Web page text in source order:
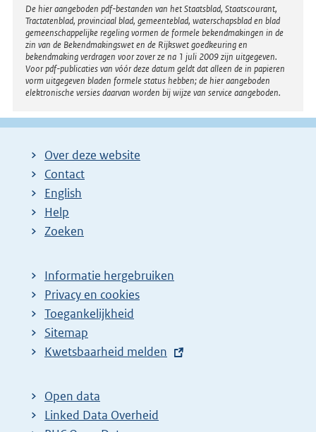
i
n
:
Disclaimer
De hier aangeboden pdf-bestanden van het Staatsblad, Staatscourant,
Tractatenblad, provinciaal blad, gemeenteblad, waterschapsblad en blad
gemeenschappelijke regeling vormen de formele bekendmakingen in de
zin van de Bekendmakingswet en de Rijkswet goedkeuring en
bekendmaking verdragen voor zover ze na 1 juli 2009 zijn uitgegeven.
Voor pdf-publicaties van vóór deze datum geldt dat alleen de in papieren
vorm uitgegeven bladen formele status hebben; de hier aangeboden
elektronische versies daarvan worden bij wijze van service aangeboden.
Over deze website
Contact
English
Help
Zoeken
Informatie hergebruiken
Privacy en cookies
Toegankelijkheid
Sitemap
E
t
e
r
Kwetsbaarheid melden
Open data
Linked Data Overheid